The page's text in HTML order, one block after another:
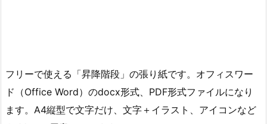
フリーで使える「昇降階段」の張り紙です。オフィスワー
ド（Office Word）のdocx形式、PDF形式ファイルになり
ます。A4縦型で文字だけ、文字＋イラスト、アイコンなど